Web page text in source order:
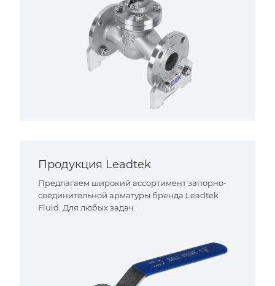
Продукция Leadtek
Предлагаем широкий ассортимент запорно-
соединительной арматуры бренда Leadtek
Fluid. Для любых задач.